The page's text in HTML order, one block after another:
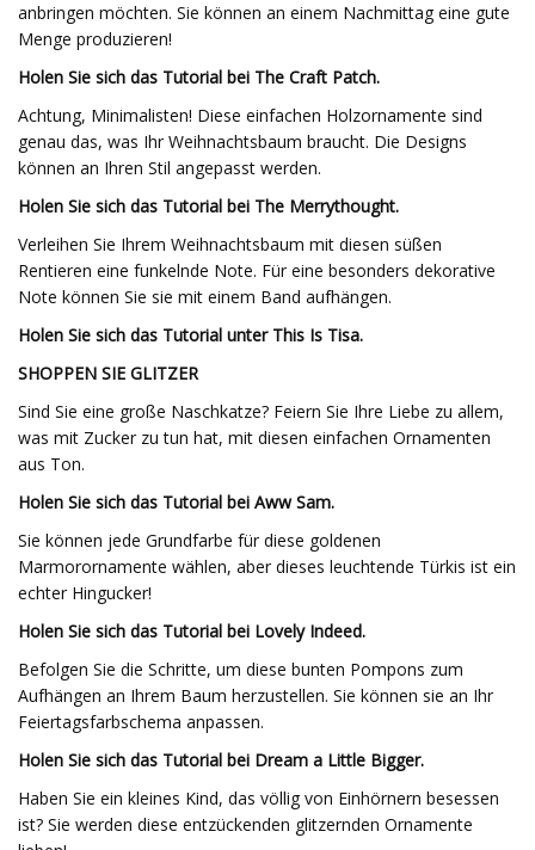
anbringen möchten. Sie können an einem Nachmittag eine gute
Menge produzieren!
Holen Sie sich das Tutorial bei The Craft Patch.
Achtung, Minimalisten! Diese einfachen Holzornamente sind
genau das, was Ihr Weihnachtsbaum braucht. Die Designs
können an Ihren Stil angepasst werden.
Holen Sie sich das Tutorial bei The Merrythought.
Verleihen Sie Ihrem Weihnachtsbaum mit diesen süßen
Rentieren eine funkelnde Note. Für eine besonders dekorative
Note können Sie sie mit einem Band aufhängen.
Holen Sie sich das Tutorial unter This Is Tisa.
SHOPPEN SIE GLITZER
Sind Sie eine große Naschkatze? Feiern Sie Ihre Liebe zu allem,
was mit Zucker zu tun hat, mit diesen einfachen Ornamenten
aus Ton.
Holen Sie sich das Tutorial bei Aww Sam.
Sie können jede Grundfarbe für diese goldenen
Marmorornamente wählen, aber dieses leuchtende Türkis ist ein
echter Hingucker!
Holen Sie sich das Tutorial bei Lovely Indeed.
Befolgen Sie die Schritte, um diese bunten Pompons zum
Aufhängen an Ihrem Baum herzustellen. Sie können sie an Ihr
Feiertagsfarbschema anpassen.
Holen Sie sich das Tutorial bei Dream a Little Bigger.
Haben Sie ein kleines Kind, das völlig von Einhörnern besessen
ist? Sie werden diese entzückenden glitzernden Ornamente